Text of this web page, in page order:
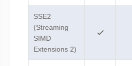
SSE2
(Streaming
SIMD
Extensions 2)